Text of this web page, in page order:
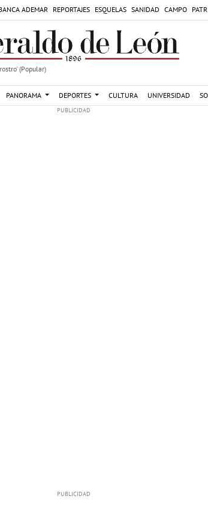
ADEMAR REPORTAJES ESQUELAS SANIDAD CAMPO
(Popular)
PANORAMA DEPORTES CULTURA UNIVERSIDAD